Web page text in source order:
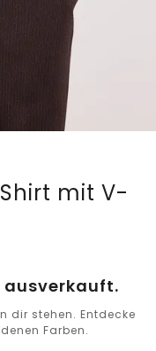
mit V-
ausverkauft.
dir stehen. Entdecke
Farben.